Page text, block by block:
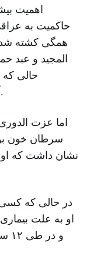
اهمیت
همگی کشته
المجید و عبد
حالی
آمریکاییها در شهر موصل کشته شدند).
اما عزت الدوری
سرطان خون
نشان داشت که او
در حالی که کسی
او به علت
و